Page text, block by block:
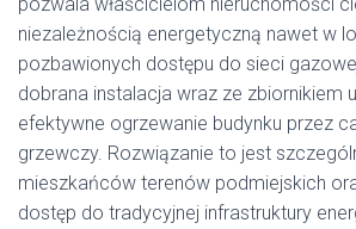
niezależnością energetyczną nawet w
pozbawionych dostępu do sieci
dobrana instalacja wraz ze zbiornikiem
efektywne ogrzewanie budynku przez
grzewczy. Rozwiązanie to jest
mieszkańców terenów podmiejskich
dostęp do tradycyjnej infrastruktury